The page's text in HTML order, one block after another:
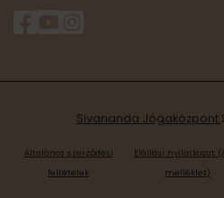
Sivananda Jógaközpont
Általános szerződési
feltételek
Elállási nyilatkozat
melléklet)